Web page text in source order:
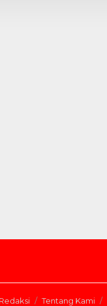
Redaksi Tentang Kami